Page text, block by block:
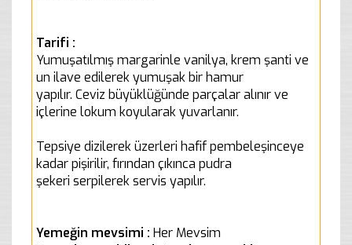
Tarifi :
Yumuşatılmış margarinle vanilya, krem şanti ve
un ilave edilerek yumuşak bir hamur
yapılır. Ceviz büyüklüğünde parçalar alınır ve
içlerine lokum koyularak yuvarlanır.
Tepsiye dizilerek üzerleri hafif pembeleşinceye
kadar pişirilir, fırından çıkınca pudra
şekeri serpilerek servis yapılır.
Yemeğin mevsimi : Her Mevsim